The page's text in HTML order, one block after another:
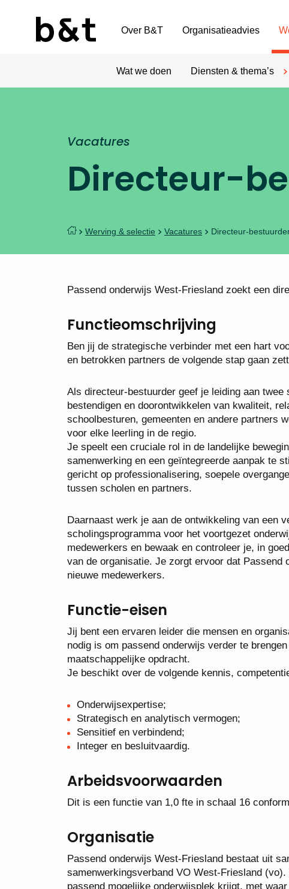
Over B&T Organisatieadvies
Wat we doen Diensten & thema’s
Directeur-
Vacatures
Werving & selectie Vacatures Directeur-
Passend onderwijs West-Friesland zoekt een
Functieomschrijving
Ben jij de strategische verbinder met een hart
en betrokken partners de volgende stap gaan
Als directeur-bestuurder geef je leiding aan
bestendigen en doorontwikkelen van kwaliteit,
schoolbesturen, gemeenten en andere partners
voor elke leerling in de regio.
Je speelt een cruciale rol in de landelijke
samenwerking en een geïntegreerde aanpak te
gericht op professionalisering, soepele
tussen scholen en partners.
Daarnaast werk je aan de ontwikkeling van een
scholingsprogramma voor het voortgezet
medewerkers en bewaak en controleer je, in
van de organisatie. Je zorgt ervoor dat
nieuwe medewerkers.
Functie-eisen
Jij bent een ervaren leider die mensen en
nodig is om passend onderwijs verder te
maatschappelijke opdracht.
Je beschikt over de volgende kennis,
Onderwijsexpertise;
Strategisch en analytisch vermogen;
Sensitief en verbindend;
Integer en besluitvaardig.
Arbeidsvoorwaarden
Dit is een functie van 1,0 fte in schaal 16
Organisatie
Passend onderwijs West-Friesland bestaat uit
samenwerkingsverband VO West-Friesland
passend mogelijke onderwijsplek krijgt, met